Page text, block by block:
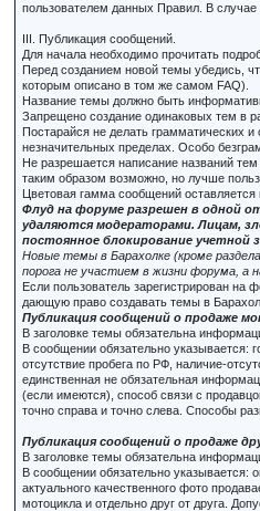
пользователем данных Правил. В
III. Публикация сообщений.
Для начала необходимо прочитать
Перед созданием новой темы убедись,
которым описано в том же самом FAQ).
Название темы должно быть
Запрещено создание одинаковых тем в
Постарайся не делать грамматических
незначительных пределах. Особо
Не разрешается написание названий
таким образом возможно, но лучше
Цветовая гамма сообщений оставляется
Флуд на форуме разрешен в одной
удаляются модераторами. Лицам,
постоянное блокирование учетной
Новые темы в Барахолке (кроме
порога не участием в жизни форума, а
Если пользователь зарегистрирован
дающую право создавать темы в
Публикация сообщений о продаже
В заголовке темы обязательна
В сообщении обязательно указывается:
отсутствие пробега по РФ, наличие-
единственная не обязательная
(если имеются), способ связи с
точно справа и точно слева. Способы
Публикация сообщений о продаже
В заголовке темы обязательна
В сообщении обязательно указывается:
актуального качественного фото
мотоцикла и отдельно друг от друга.